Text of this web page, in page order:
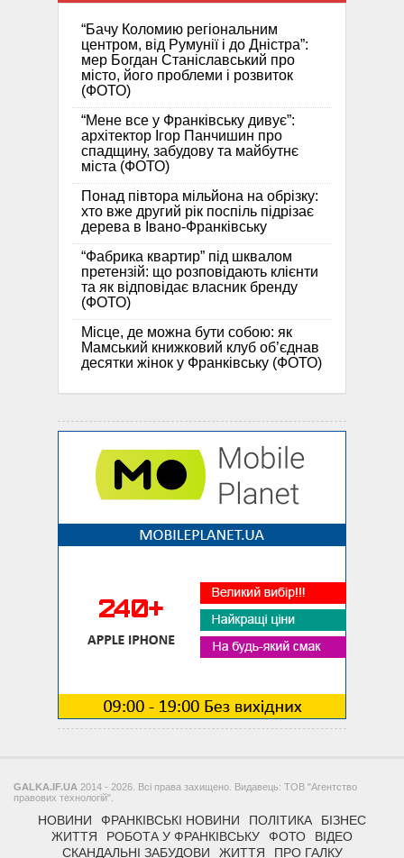
“Бачу Коломию регіональним
центром, від Румунії і до Дністра”:
мер Богдан Станіславський про
місто, його проблеми і розвиток
(ФОТО)
“Мене все у Франківську дивує”:
архітектор Ігор Панчишин про
спадщину, забудову та майбутнє
міста (ФОТО)
Понад півтора мільйона на обрізку:
хто вже другий рік поспіль підрізає
дерева в Івано-Франківську
“Фабрика квартир” під шквалом
претензій: що розповідають клієнти
та як відповідає власник бренду
(ФОТО)
Місце, де можна бути собою: як
Мамський книжковий клуб об’єднав
десятки жінок у Франківську (ФОТО)
GALKA.IF.UA 2014 - 2026. Всі права захищено. Видавець: ТОВ "Агентство
правових технологій".
НОВИНИ ФРАНКІВСЬКІ НОВИНИ ПОЛІТИКА
БІЗНЕС
ЖИТТЯ
РОБОТА У ФРАНКІВСЬКУ ФОТО
ВІДЕО
СКАНДАЛЬНІ ЗАБУДОВИ
ЖИТТЯ ПРО ГАЛКУ